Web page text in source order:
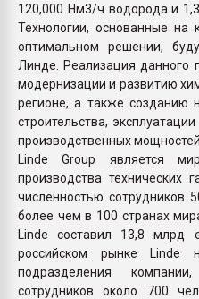
120,000 Нм3/ч водорода и
Технологии, основанные на
оптимальном решении,
Линде. Реализация данного
модернизации и развитию
регионе, а также созданию
строительства,
производственных мощностей.
Linde Group является
производства технических
численностью сотрудников
более чем в 100 странах
Linde составил 13,8 млрд
российском рынке Linde
подразделения
сотрудников около 700